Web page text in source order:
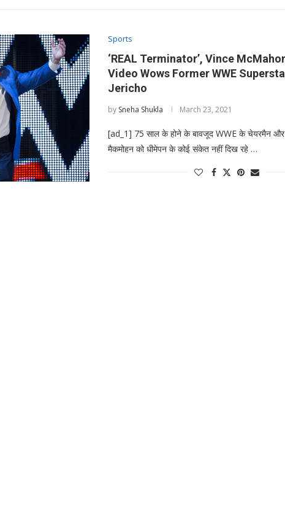
Sports
‘REAL Terminator’, Vince
Video Wows Former WWE
Jericho
by Sneha Shukla March 23, 2021
[ad_1] 75 साल के होने के बावजूद WWE के चेयरमैन
मैकमोहन को धीमेपन के कोई संकेत नहीं दिख रहे …